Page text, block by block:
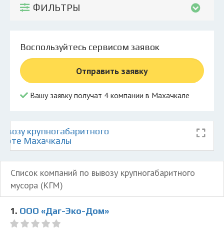
Личный кабинет
ФИЛЬТРЫ
Воспользуйтесь сервисом заявок
Отправить заявку
Вашу заявку получат 4 компании в Махачкале
крупногабаритного
Махачкалы
Список компаний по вывозу крупногабаритного
мусора (КГМ)
1. ООО «Даг-Эко-Дом»